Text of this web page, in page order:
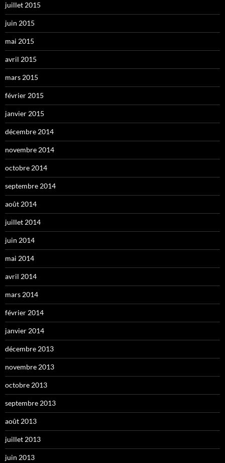
juillet 2015
juin 2015
mai 2015
avril 2015
mars 2015
février 2015
janvier 2015
décembre 2014
novembre 2014
octobre 2014
septembre 2014
août 2014
juillet 2014
juin 2014
mai 2014
avril 2014
mars 2014
février 2014
janvier 2014
décembre 2013
novembre 2013
octobre 2013
septembre 2013
août 2013
juillet 2013
juin 2013